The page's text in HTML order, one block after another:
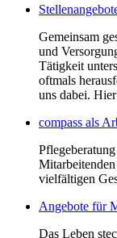
Gemeinsam
und
Tätigkeit
oftmals
uns dabei.
compass als
vielfältigen
Angebote für
Das Leben